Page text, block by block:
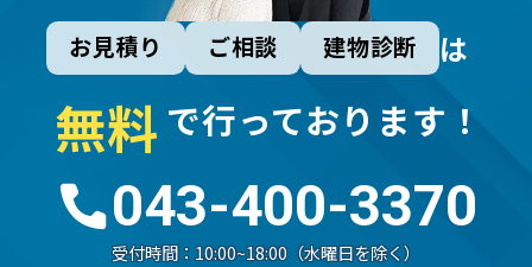
お見積り ご相談 建物診断 は
無料 で行っております！
043-400-3370
受付時間： 10:00~18:00（水曜日を除く）